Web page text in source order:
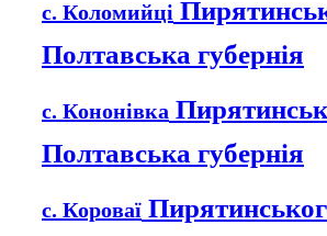
с. Коломийці
Полтавська губернія
с. Кононівка
Полтавська губернія
с. Короваї